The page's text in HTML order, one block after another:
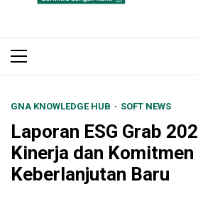
Primary
GNA KNOWLEDGE HUB SOFT NEWS
Laporan ESG Grab
Kinerja dan Komitmen
Keberlanjutan Baru